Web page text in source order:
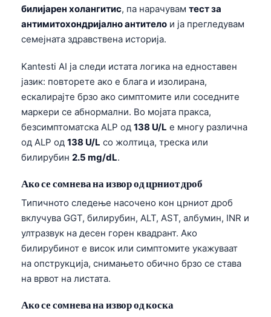
билијарен холангитис, па нарачувам тест за
антимитохондријално антитело и ја прегледувам
семејната здравствена историја.
Kantesti AI ја следи истата логика на едноставен
јазик: повторете ако е блага и изолирана,
ескалирајте брзо ако симптомите или соседните
маркери се абнормални. Во мојата пракса,
безсимптоматска ALP од 138 U/L е многу различна
од ALP од 138 U/L со жолтица, треска или
билирубин 2.5 mg/dL.
Ако се сомнева на извор од црниот дроб
Типичното следење насочено кон црниот дроб
вклучува GGT, билирубин, ALT, AST, албумин, INR и
ултразвук на десен горен квадрант. Ако
билирубинот е висок или симптомите укажуваат
на опструкција, снимањето обично брзо се става
на врвот на листата.
Ако се сомнева на извор од коска
ქართული
Русский
Lietuvių kalba
Slovenščina
Magyar
Shqip
বাংলা
اردو
தமிழ்